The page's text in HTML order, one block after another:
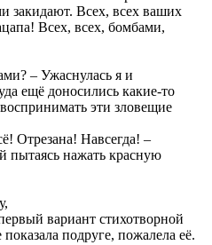
Всех, всех ваших
Всех, всех, бомбами,
– Ужаснулась я и
ещё доносились какие-то
эти зловещие
Отрезана! Навсегда! –
пытаясь нажать красную
вариант стихотворной
подруге, пожалела её.